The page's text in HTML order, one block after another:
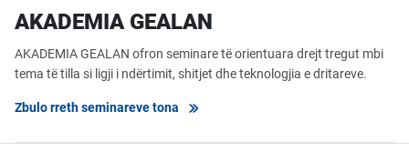
AKADEMIA GEALAN
AKADEMIA GEALAN ofron seminare të orientuara drejt tregut mbi
tema të tilla si ligji i ndërtimit, shitjet dhe teknologjia e dritareve.
Zbulo rreth seminareve tona